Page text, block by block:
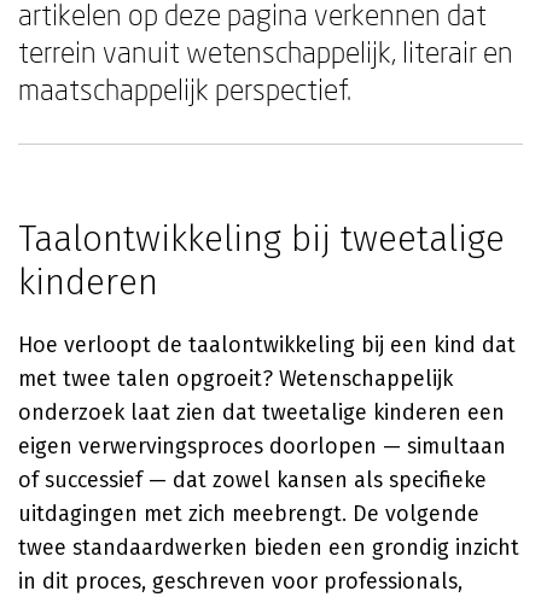
artikelen op deze pagina verkennen dat
terrein vanuit wetenschappelijk, literair en
maatschappelijk perspectief.
Taalontwikkeling bij tweetalige
kinderen
Hoe verloopt de taalontwikkeling bij een kind dat
met twee talen opgroeit? Wetenschappelijk
onderzoek laat zien dat tweetalige kinderen een
eigen verwervingsproces doorlopen — simultaan
of successief — dat zowel kansen als specifieke
uitdagingen met zich meebrengt. De volgende
twee standaardwerken bieden een grondig inzicht
in dit proces, geschreven voor professionals,